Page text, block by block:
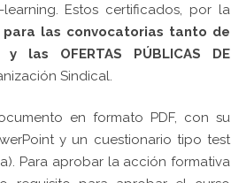
Estos certificados, por la
las convocatorias tanto de
OFERTAS PÚBLICAS DE
Sindical.
en formato PDF, con su
y un cuestionario tipo test
Para aprobar la acción formativa